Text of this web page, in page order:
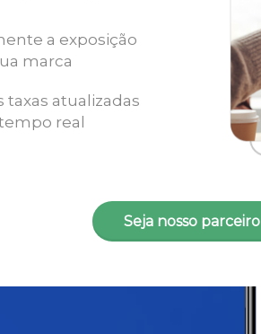
a exposição
marca
taxas atualizadas
real
Seja nosso parceiro